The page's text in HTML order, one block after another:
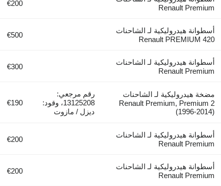
Renault Premium
€200
أسطوانة هيدروليكية لـ الشاحنات
Renault PREMIUM 420
€500
أسطوانة هيدروليكية لـ الشاحنات
Renault Premium
€300
مضخة هيدروليكية لـ الشاحنات
Renault Premium, Premium 2
(1996-2014)
رقم مرجعي:
13125208، وقود:
ديزل / مازوت
€190
أسطوانة هيدروليكية لـ الشاحنات
Renault Premium
€200
أسطوانة هيدروليكية لـ الشاحنات
Renault Premium
€200